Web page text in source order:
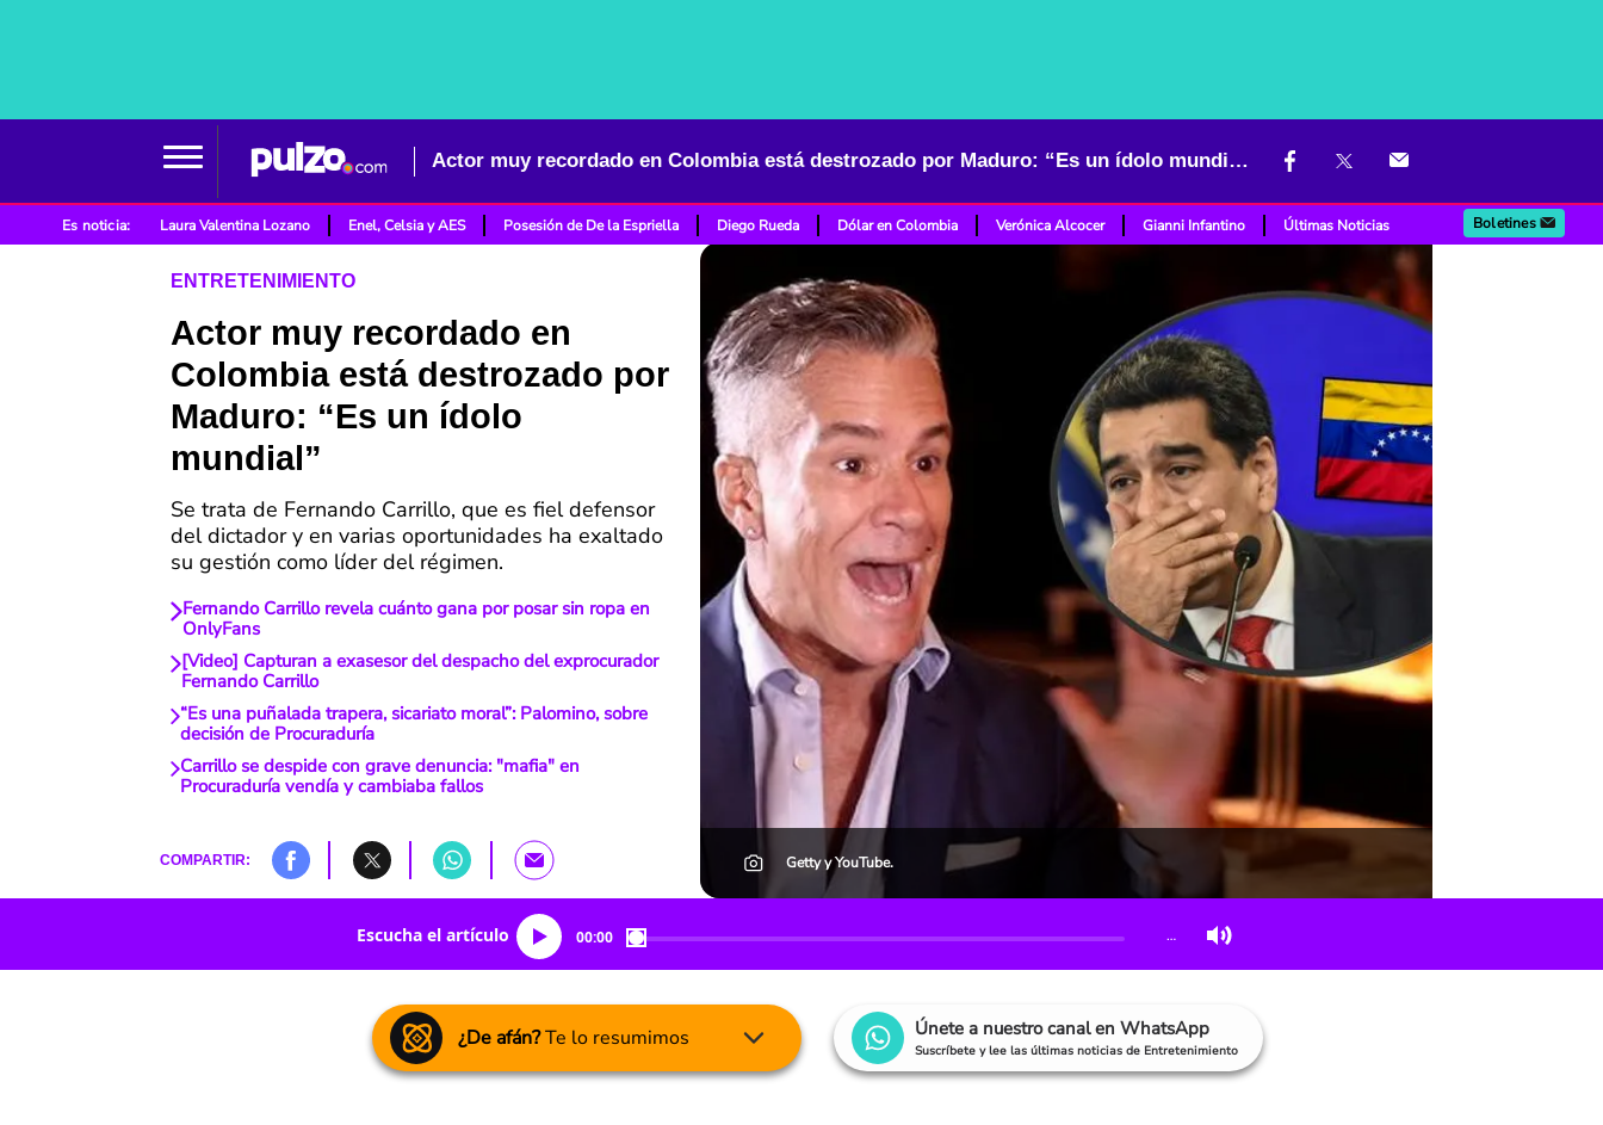
Actor muy recordado en Colombia está destrozado por Maduro: “Es un ídolo mundial”
Es noticia: Laura Valentina Lozano Enel, Celsia y AES Posesión de De la Espriella Diego Rueda Dólar en Colombia Verónica Alcocer Gianni Infantino Últimas Noticias Boletines
ENTRETENIMIENTO
Actor muy recordado en
Colombia está destrozado por
Maduro: “Es un ídolo
mundial”
Se trata de Fernando Carrillo, que es fiel defensor
del dictador y en varias oportunidades ha exaltado
su gestión como líder del régimen.
Fernando Carrillo revela cuánto gana por posar sin ropa en
OnlyFans
[Video] Capturan a exasesor del despacho del exprocurador
Fernando Carrillo
“Es una puñalada trapera, sicariato moral”: Palomino, sobre
decisión de Procuraduría
Carrillo se despide con grave denuncia: "mafia" en
Procuraduría vendía y cambiaba fallos
COMPARTIR: Getty y YouTube.
Escucha el artículo 00:00 …
¿De afán?Te lo resumimos Únete a nuestro canal en WhatsApp
Suscríbete y lee las últimas noticias de Entretenimiento